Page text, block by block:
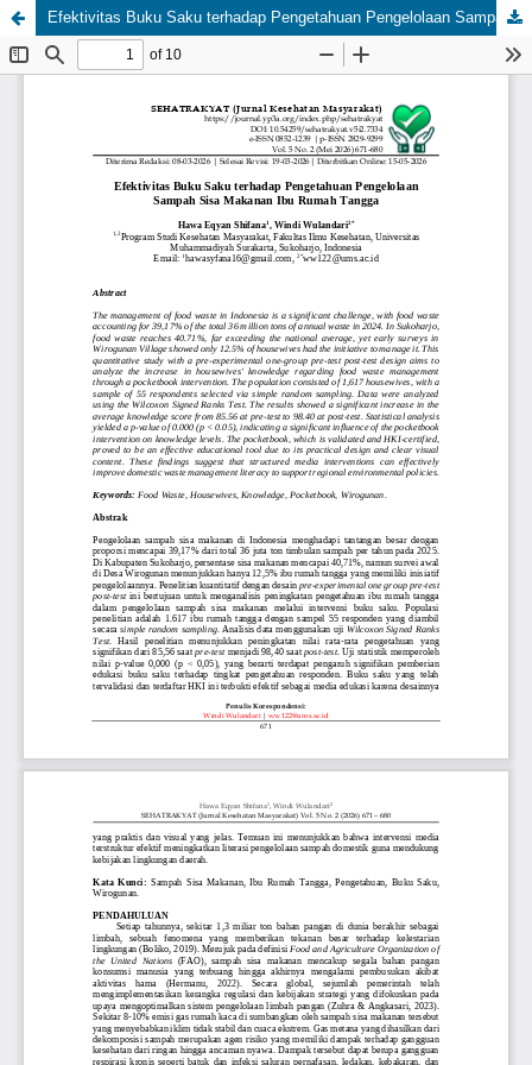
Efektivitas Buku Saku terhadap Pengetahuan Pengelolaan Sampah Sisa Makanan Ibu Rumah Tangga